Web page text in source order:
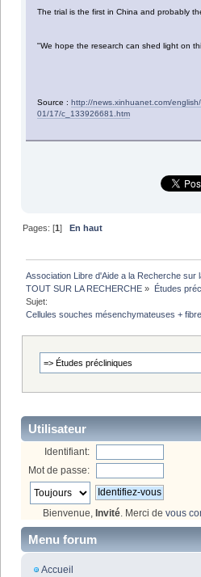
The trial is the first in China and probably
"We hope the research can shed light on
Source :http://news.xinhuanet.com/
01/17/c_133926681.htm
Pages: [1]
En haut
Association Libre d'Aide a la Recherche sur
TOUT SUR LA RECHERCHE » Études
Sujet:
Cellules souches mésenchymateuses +
Utilisateur
Identifiant:
Mot de passe:
Bienvenue, Invité. Merci de vous
Menu forum
Accueil